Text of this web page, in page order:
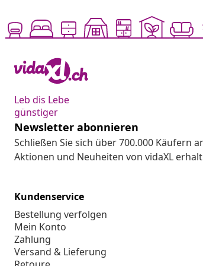
Leb dis Lebe
günstiger
Newsletter abonnieren
Schließen Sie sich über 700.000 Käufern
Aktionen und Neuheiten von vidaXL
Kundenservice
Bestellung verfolgen
Mein Konto
Zahlung
Versand & Lieferung